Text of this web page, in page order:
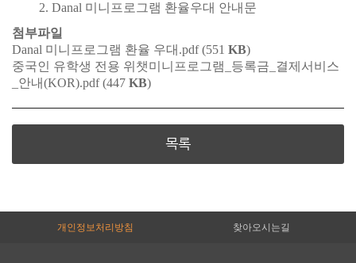
2. Danal 미니프로그램 환율우대 안내문
첨부파일
Danal 미니프로그램 환율 우대.pdf (551 KB)
중국인 유학생 전용 위챗미니프로그램_등록금_결제서비스
_안내(KOR).pdf (447 KB)
목록
개인정보처리방침 찾아오시는길